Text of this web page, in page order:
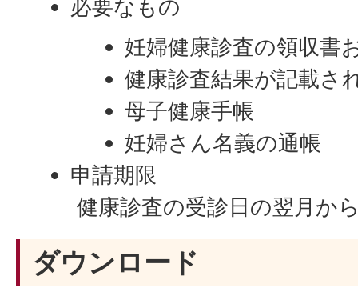
必要なもの
妊婦健康診査の領収書
健康診査結果が記載さ
母子健康手帳
妊婦さん名義の通帳
申請期限
健康診査の受診日の翌月か
ダウンロード